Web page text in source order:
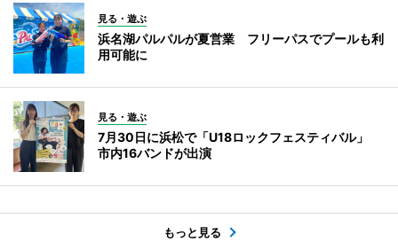
見る・遊ぶ
浜名湖パルパルが夏営業 フリーパスでプールも利
用可能に
見る・遊ぶ
7月30日に浜松で「U18ロックフェスティバル」
市内16バンドが出演
もっと見る